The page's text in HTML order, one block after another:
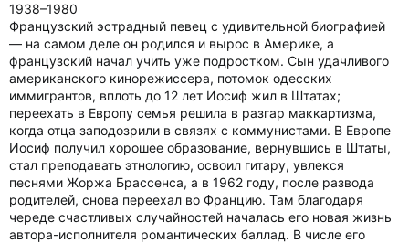
1938–1980
Французский эстрадный певец с удивительной биографией
— на самом деле он родился и вырос в Америке, а
французский начал учить уже подростком. Сын удачливого
американского кинорежиссера, потомок одесских
иммигрантов, вплоть до 12 лет Иосиф жил в Штатах;
переехать в Европу семья решила в разгар маккартизма,
когда отца заподозрили в связях с коммунистами. В Европе
Иосиф получил хорошее образование, вернувшись в Штаты,
стал преподавать этнологию, освоил гитару, увлекся
песнями Жоржа Брассенса, а в 1962 году, после развода
родителей, снова переехал во Францию. Там благодаря
череде счастливых случайностей началась его новая жизнь
автора-исполнителя романтических баллад. В числе его